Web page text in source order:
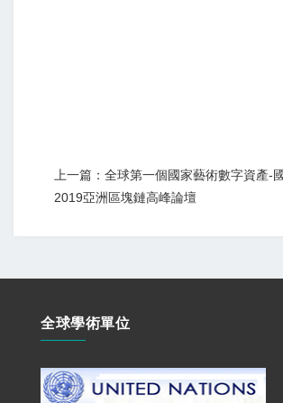
上一篇：全球第一個國家藝術數字資產-
2019亞洲區塊鏈高峰論壇
全球學術單位